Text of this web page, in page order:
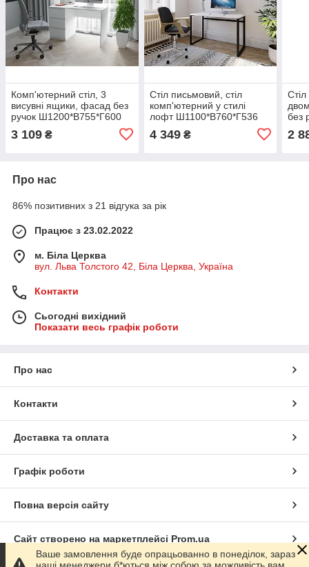
Комп'ютерний стіл, 3
висувні ящики, фасад без
ручок Ш1200*В755*Г600
3 109 ₴
Стіл письмовий, стіл
комп'ютерний у стилі
лофт Ш1100*В760*Г536
4 349₴
без
2
Про нас
86% позитивних з 21 відгука за рік
Працює з 23.02.2022
м. Біла Церква
вул. Льва Толстого 42, Біла Церква, Україна
Контакти
Сьогодні вихідний
Показати весь графік роботи
Про нас
Контакти
Доставка та оплата
Графік роботи
Повна версія сайту
Сайт створено на маркетплейсі Prom.ua
Ваше замовлення буде опрацьованно в понеділок, зараз